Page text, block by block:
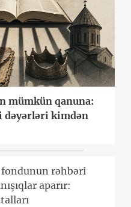
mümkün qanuna:
dəyərləri kimdən
rəhbəri
aparır: